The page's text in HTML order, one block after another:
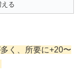
る
く、所要に+20〜